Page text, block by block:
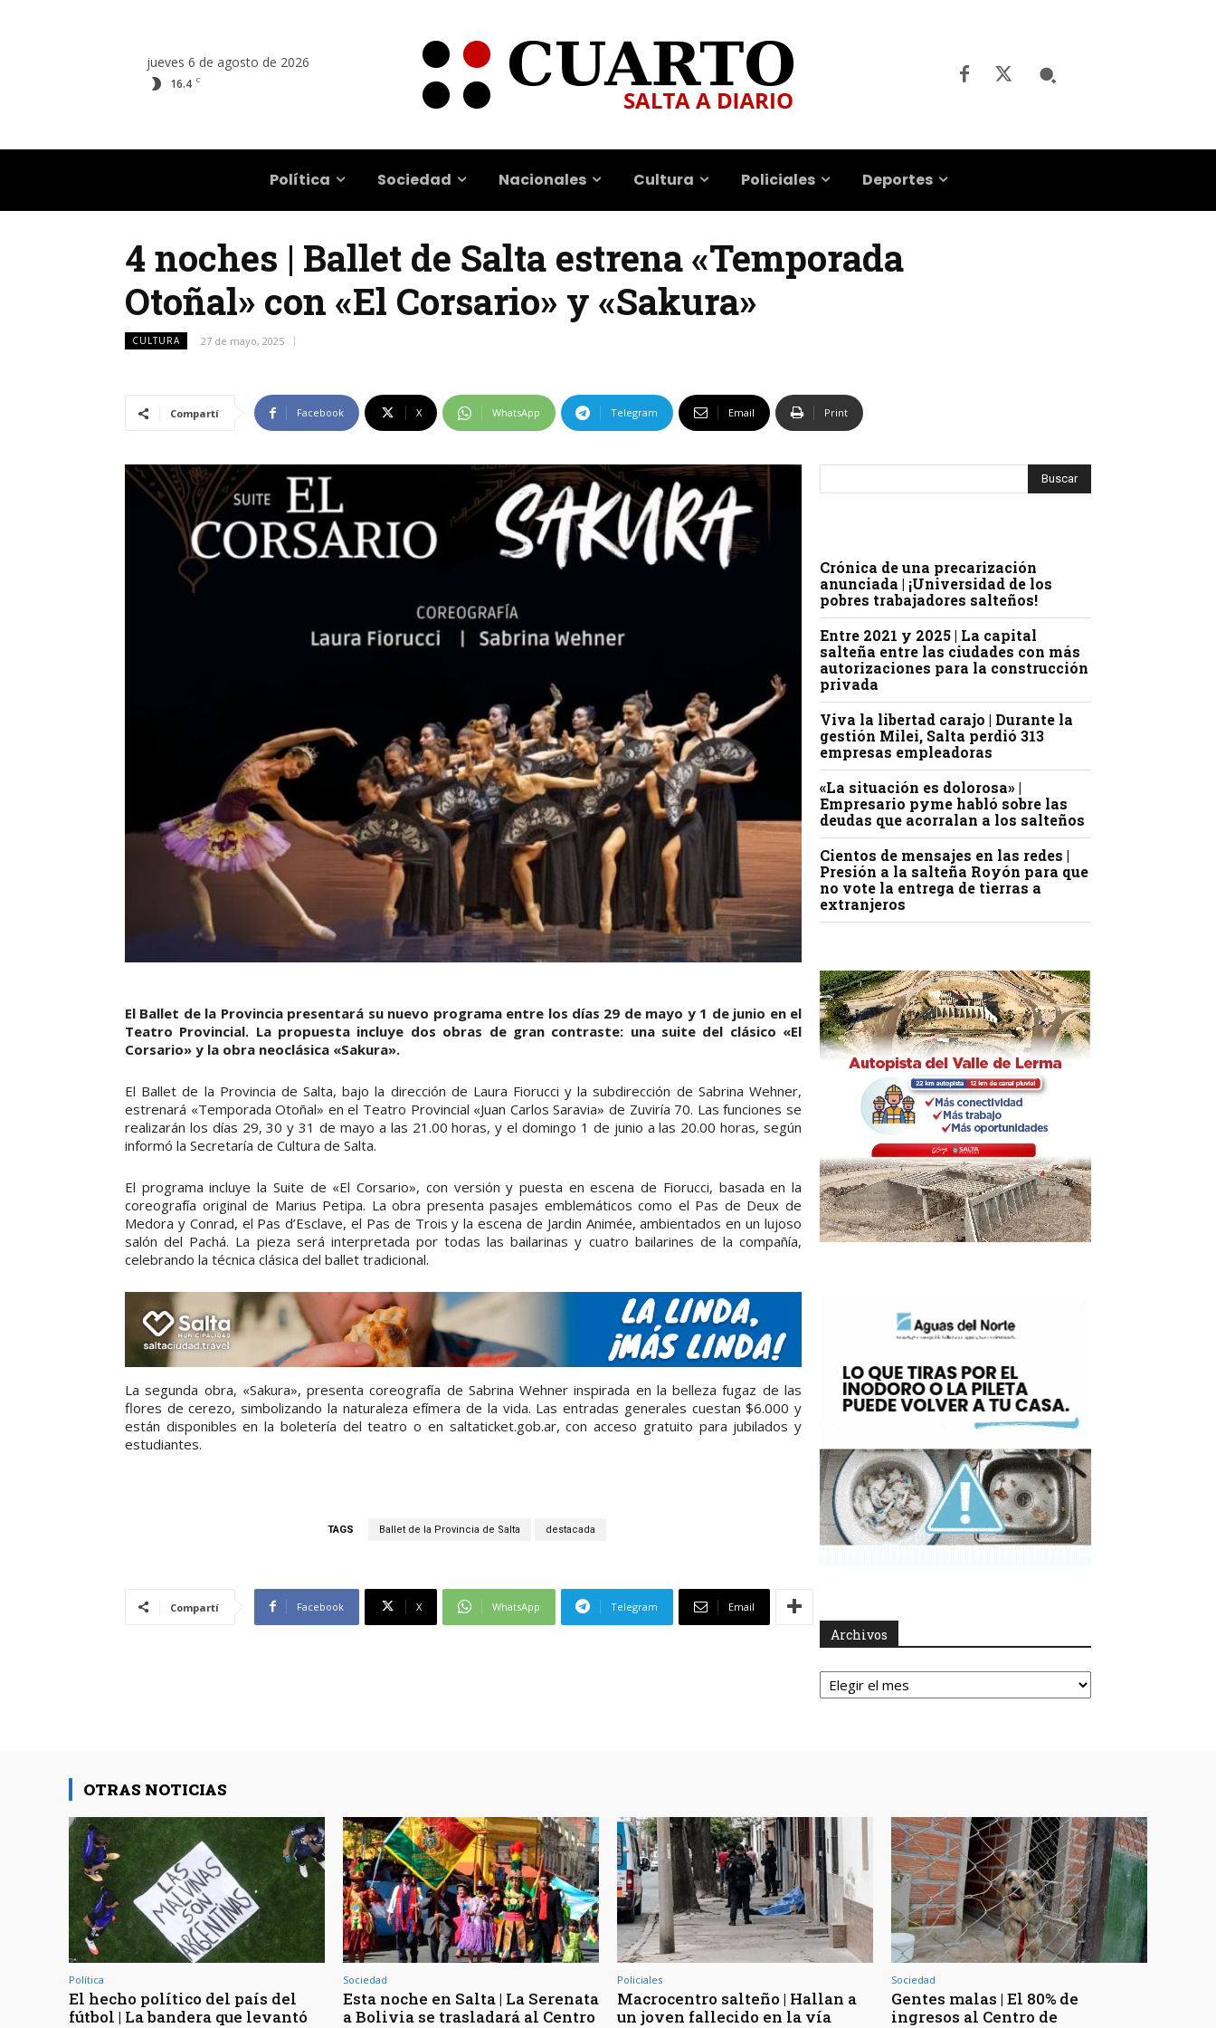
jueves 6 de agosto de 2026
16.4 C
Política Sociedad Nacionales Cultura Policiales Deportes
4 noches | Ballet de Salta estrena «Temporada
Otoñal» con «El Corsario» y «Sakura»
CULTURA 27 de mayo, 2025
Compartí Facebook X WhatsApp Telegram Email Print
El Ballet de la Provincia presentará su nuevo programa entre los días 29 de mayo y 1 de junio en el
Teatro Provincial. La propuesta incluye dos obras de gran contraste: una suite del clásico «El
Corsario» y la obra neoclásica «Sakura».
El Ballet de la Provincia de Salta, bajo la dirección de Laura Fiorucci y la subdirección de Sabrina Wehner,
estrenará «Temporada Otoñal» en el Teatro Provincial «Juan Carlos Saravia» de Zuviría 70. Las funciones se
realizarán los días 29, 30 y 31 de mayo a las 21.00 horas, y el domingo 1 de junio a las 20.00 horas, según
informó la Secretaría de Cultura de Salta.
El programa incluye la Suite de «El Corsario», con versión y puesta en escena de Fiorucci, basada en la
coreografía original de Marius Petipa. La obra presenta pasajes emblemáticos como el Pas de Deux de
Medora y Conrad, el Pas d’Esclave, el Pas de Trois y la escena de Jardin Animée, ambientados en un lujoso
salón del Pachá. La pieza será interpretada por todas las bailarinas y cuatro bailarines de la compañía,
celebrando la técnica clásica del ballet tradicional.
La segunda obra, «Sakura», presenta coreografía de Sabrina Wehner inspirada en la belleza fugaz de las
flores de cerezo, simbolizando la naturaleza efímera de la vida. Las entradas generales cuestan $6.000 y
están disponibles en la boletería del teatro o en saltaticket.gob.ar, con acceso gratuito para jubilados y
estudiantes.
TAGS Ballet de la Provincia de Salta destacada
Compartí Facebook X WhatsApp Telegram Email
Crónica de una precarización
anunciada | ¡Universidad de los
pobres trabajadores salteños!
Entre 2021 y 2025 | La capital
salteña entre las ciudades con más
autorizaciones para la construcción
privada
Viva la libertad carajo | Durante la
gestión Milei, Salta perdió 313
empresas empleadoras
«La situación es dolorosa» |
Empresario pyme habló sobre las
deudas que acorralan a los salteños
Cientos de mensajes en las redes |
Presión a la salteña Royón para que
no vote la entrega de tierras a
extranjeros
Archivos
Archivos
OTRAS NOTICIAS
Política
El hecho político del país del
fútbol | La bandera que levantó
Sociedad
Esta noche en Salta | La Serenata
a Bolivia se trasladará al Centro
Policiales
Macrocentro salteño | Hallan a
un joven fallecido en la vía
Sociedad
Gentes malas | El 80% de
ingresos al Centro de